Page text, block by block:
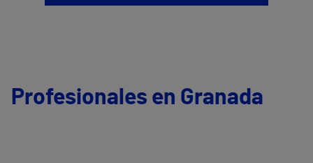
Profesionales en Granada